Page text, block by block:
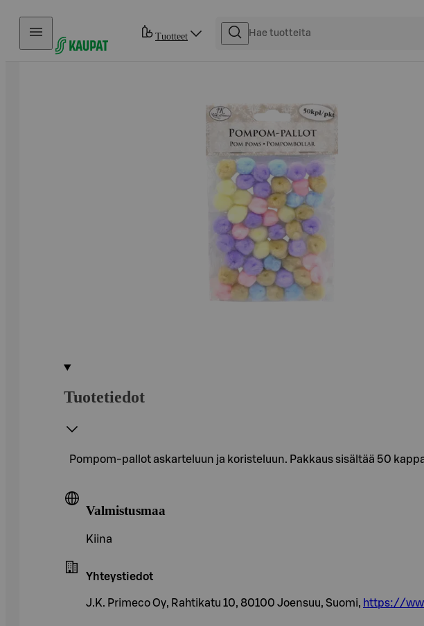
Hyppää sisältöön
Tuotteet
Tuotetiedot
Pompom-pallot askarteluun ja koristeluun. Pakkaus sisältää 50
Valmistusmaa
Kiina
Yhteystiedot
J.K. Primeco Oy, Rahtikatu 10, 80100 Joensuu, Suomi, https://